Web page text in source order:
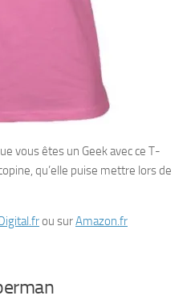
vous êtes un Geek avec ce T-
qu’elle puise mettre lors de
ou surAmazon.fr